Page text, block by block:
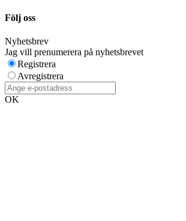
Följ oss
Nyhetsbrev
Jag vill prenumerera på nyhetsbrevet
Registrera
Avregistrera
OK